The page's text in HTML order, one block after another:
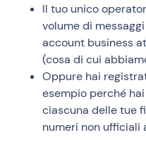
Il tuo unico
volume di
account business
(cosa di cui
Oppure hai
esempio perché
ciascuna delle tue
numeri non ufficiali